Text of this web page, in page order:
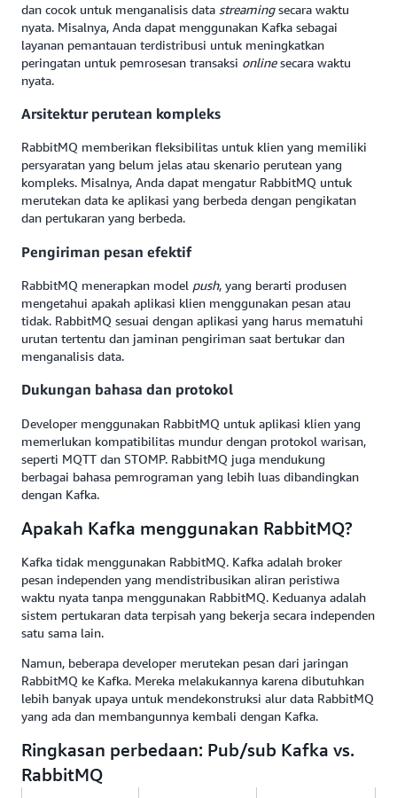
dan cocok untuk menganalisis data streamingsecara waktu
nyata. Misalnya, Anda dapat menggunakan Kafka sebagai
layanan pemantauan terdistribusi untuk meningkatkan
peringatan untuk pemrosesan transaksi onlinesecara waktu
nyata.
Arsitektur perutean kompleks
RabbitMQ memberikan fleksibilitas untuk klien yang memiliki
persyaratan yang belum jelas atau skenario perutean yang
kompleks. Misalnya, Anda dapat mengatur RabbitMQ untuk
merutekan data ke aplikasi yang berbeda dengan pengikatan
dan pertukaran yang berbeda.
Pengiriman pesan efektif
RabbitMQ menerapkan model push, yang berarti produsen
mengetahui apakah aplikasi klien menggunakan pesan atau
tidak. RabbitMQ sesuai dengan aplikasi yang harus mematuhi
urutan tertentu dan jaminan pengiriman saat bertukar dan
menganalisis data.
Dukungan bahasa dan protokol
Developer menggunakan RabbitMQ untuk aplikasi klien yang
memerlukan kompatibilitas mundur dengan protokol warisan,
seperti MQTT dan STOMP. RabbitMQ juga mendukung
berbagai bahasa pemrograman yang lebih luas dibandingkan
dengan Kafka.
Apakah Kafka menggunakan RabbitMQ?
Kafka tidak menggunakan RabbitMQ. Kafka adalah broker
pesan independen yang mendistribusikan aliran peristiwa
waktu nyata tanpa menggunakan RabbitMQ. Keduanya adalah
sistem pertukaran data terpisah yang bekerja secara independen
satu sama lain.
Namun, beberapa developer merutekan pesan dari jaringan
RabbitMQ ke Kafka. Mereka melakukannya karena dibutuhkan
lebih banyak upaya untuk mendekonstruksi alur data RabbitMQ
yang ada dan membangunnya kembali dengan Kafka.
Ringkasan perbedaan: Pub/sub Kafka vs.
RabbitMQ